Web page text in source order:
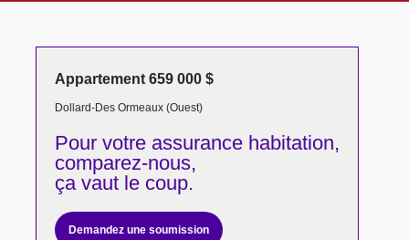
Appartement 659 000 $
Dollard-Des Ormeaux (Ouest)
Pour votreassurance habitation,
comparez-nous,
ça vaut le coup.
Demandez une soumission